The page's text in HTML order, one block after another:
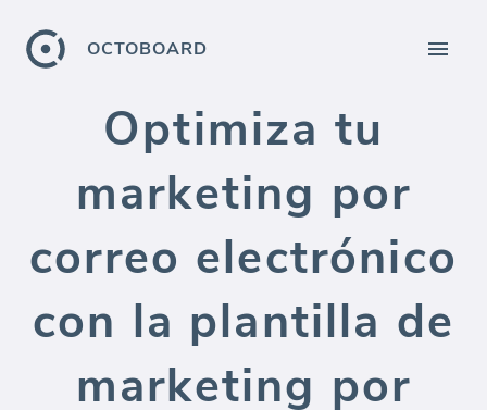
OCTOBOARD
Optimiza tu
marketing por
correo electrónico
con la plantilla de
marketing por